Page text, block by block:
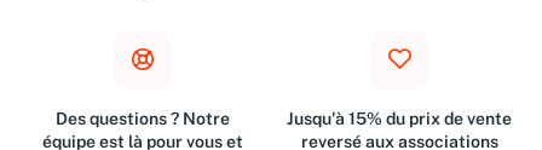
Des questions ? Notre
équipe est là pour vous et
Jusqu'à 15% du prix de vente
reversé aux associations